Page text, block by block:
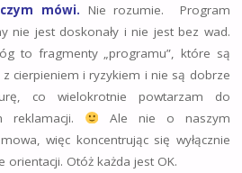
mówi. Nie rozumie. Program
nie jest doskonały i nie jest bez wad.
to fragmenty „programu”, które są
cierpieniem i ryzykiem i nie są dobrze
co wielokrotnie powtarzam do
reklamacji.
Ale nie o naszym
więc koncentrując się wyłącznie
orientacji. Otóż każda jest OK.